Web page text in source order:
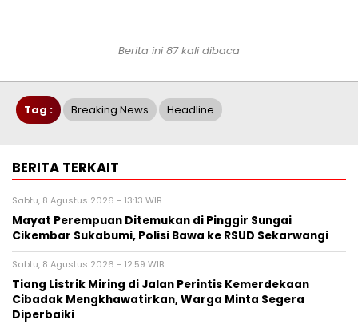
Berita ini 87 kali dibaca
Tag : Breaking News Headline
BERITA TERKAIT
Sabtu, 8 Agustus 2026 - 13:13 WIB
‎Mayat Perempuan Ditemukan di Pinggir Sungai
Cikembar Sukabumi, Polisi Bawa ke RSUD Sekarwangi‎
Sabtu, 8 Agustus 2026 - 12:59 WIB
Tiang Listrik Miring di Jalan Perintis Kemerdekaan
Cibadak Mengkhawatirkan, Warga Minta Segera
Diperbaiki